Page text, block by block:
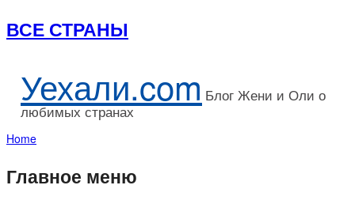
ВСЕ СТРАНЫ
Уехали.com Блог Жени и Оли о
любимых странах
Home
Главное меню